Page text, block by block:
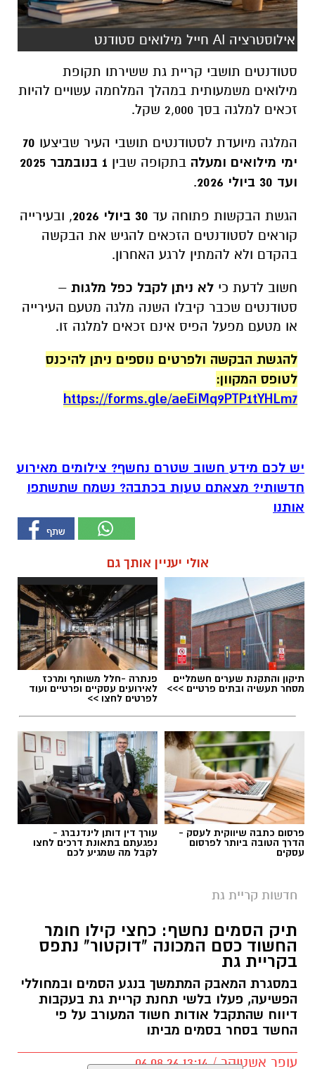
אילוסטרציה AI חייל מילואים סטודנט
סטודנטים תושבי קריית גת ששירתו תקופת
מילואים משמעותית במהלך המלחמה עשויים להיות
זכאים למלגה בסך 2,000 שקל.
המלגה מיועדת לסטודנטים תושבי העיר שביצעו 70
ימי מילואים ומעלה בתקופה שבין
1 בנובמבר 2025
ועד 30 ביולי 2026
.
הגשת הבקשות פתוחה עד 30 ביולי 2026
, ובעירייה
קוראים לסטודנטים הזכאים להגיש את הבקשה
בהקדם ולא להמתין לרגע האחרון.
חשוב לדעת כי לא ניתן לקבל כפל מלגות –
סטודנטים שכבר קיבלו השנה מלגה מטעם העירייה
או מטעם מפעל הפיס אינם זכאים למלגה זו.
להגשת הבקשה ולפרטים נוספים ניתן להיכנס
לטופס המקוון:
https://forms.gle/aeEiMq9PTP1tYHLm7
יש לכם מידע חשוב שטרם נחשף? צילומים מאירוע
חדשותי? מצאתם טעות בכתבה? נשמח שתשתפו
אותנו
אולי יעניין אותך גם
תיקון והתקנת שערים חשמליים
מסחר תעשיה ובתים פרטיים >>>
פנתרה -חלל משותף ומרכז
לאירועים עסקיים ופרטיים ועוד
לפרטים לחצו >>
פרסום כתבה שיווקית לעסק -
הדרך הטובה ביותר לפרסום
עסקים
עורך דין דותן לינדנברג -
נפגעתם בתאונת דרכים לחצו
לקבל מה שמגיע לכם
חדשות קריית גת
תיק הסמים נחשף: כחצי קילו חומר
החשוד כסם המכונה "דוקטור" נתפס
בקריית גת
במסגרת המאבק המתמשך בנגע הסמים ובמחוללי
הפשיעה, פעלו בלשי תחנת קריית גת בעקבות
דיווח שהתקבל אודות חשוד המעורב על פי
החשד בסחר בסמים מביתו
עופר אשטוקר / 13:14 06.08.26